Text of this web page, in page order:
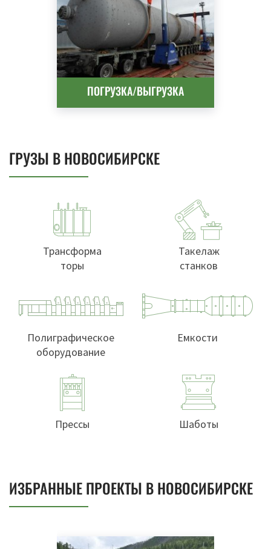
ПОГРУЗКА/ВЫГРУЗКА
ГРУЗЫ В НОВОСИБИРСКЕ
Трансформа
торы
Такелаж
станков
Полиграфическое
оборудование
Емкости
Прессы Шаботы
ИЗБРАННЫЕ ПРОЕКТЫ В НОВОСИБИРСКЕ